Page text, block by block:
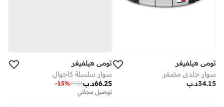
تومي هيلفيغر
سوار جلدي مضفر
د.ب34.15
تومي هيلفيغر
سوار سلسلة كاجوال
د.ب66.25
77.51
-15%
توصيل مجاني